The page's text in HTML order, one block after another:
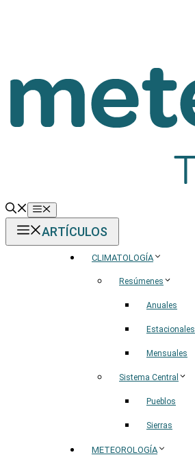
Menú
ARTÍCULOS
CLIMATOLOGÍA
Resúmenes
Anuales
Estacionales
Mensuales
Sistema Central
Pueblos
Sierras
METEOROLOGÍA